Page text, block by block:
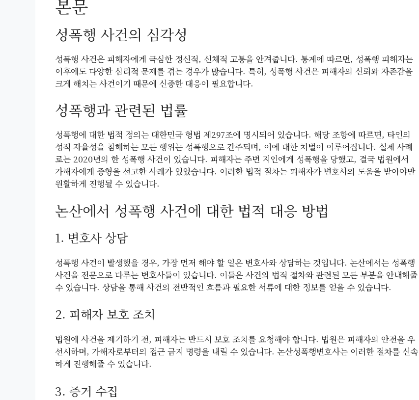
본문
성폭행 사건의 심각성
성폭행 사건은 피해자에게 극심한 정신적, 신체적 고통을 안겨줍니다. 통계에 따르면, 성폭행 피해자는
이후에도 다양한 심리적 문제를 겪는 경우가 많습니다. 특히, 성폭행 사건은 피해자의 신뢰와 자존감을
크게 해치는 사건이기 때문에 신중한 대응이 필요합니다.
성폭행과 관련된 법률
성폭행에 대한 법적 정의는 대한민국 형법 제297조에 명시되어 있습니다. 해당 조항에 따르면, 타인의
성적 자율성을 침해하는 모든 행위는 성폭행으로 간주되며, 이에 대한 처벌이 이루어집니다. 실제 사례
로는 2020년의 한 성폭행 사건이 있습니다. 피해자는 주변 지인에게 성폭행을 당했고, 결국 법원에서
가해자에게 중형을 선고한 사례가 있었습니다. 이러한 법적 절차는 피해자가 변호사의 도움을 받아야만
원활하게 진행될 수 있습니다.
논산에서 성폭행 사건에 대한 법적 대응 방법
1. 변호사 상담
성폭행 사건이 발생했을 경우, 가장 먼저 해야 할 일은 변호사와 상담하는 것입니다. 논산에서는 성폭행
사건을 전문으로 다루는 변호사들이 있습니다. 이들은 사건의 법적 절차와 관련된 모든 부분을 안내해줄
수 있습니다. 상담을 통해 사건의 전반적인 흐름과 필요한 서류에 대한 정보를 얻을 수 있습니다.
2. 피해자 보호 조치
법원에 사건을 제기하기 전, 피해자는 반드시 보호 조치를 요청해야 합니다. 법원은 피해자의 안전을 우
선시하며, 가해자로부터의 접근 금지 명령을 내릴 수 있습니다. 논산성폭행변호사는 이러한 절차를 신속
하게 진행해줄 수 있습니다.
3. 증거 수집